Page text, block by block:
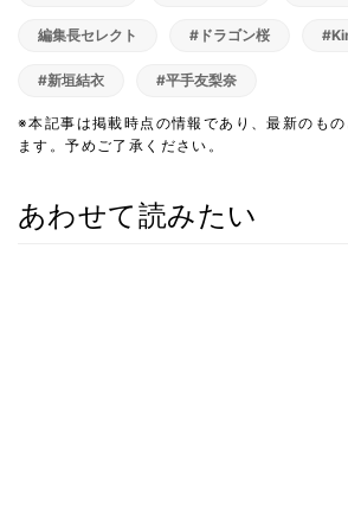
編集長セレクト #ドラゴン桜
#新垣結衣 #平手友梨奈
※本記事は掲載時点の情報であり、最新のも
ます。予めご了承ください。
あわせて読みたい